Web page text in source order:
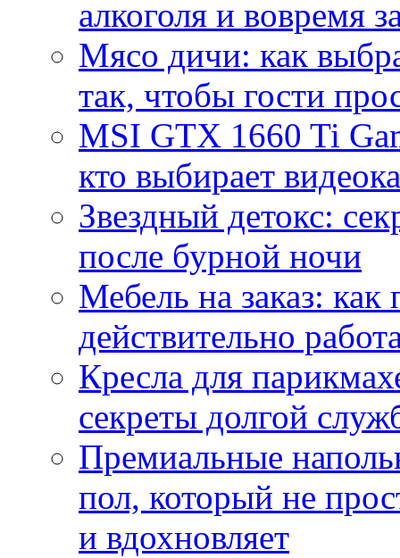
алкоголя и вовремя
Мясо дичи: как
так, чтобы гости
MSI GTX 1660 Ti
кто выбирает
Звездный детокс:
после бурной ночи
Мебель на заказ:
действительно
Кресла для
секреты долгой
Премиальные
пол, который не
и вдохновляет